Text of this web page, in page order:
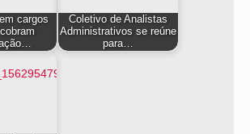
cargos
Coletivo de Analistas
Administrativos se reúne
para…